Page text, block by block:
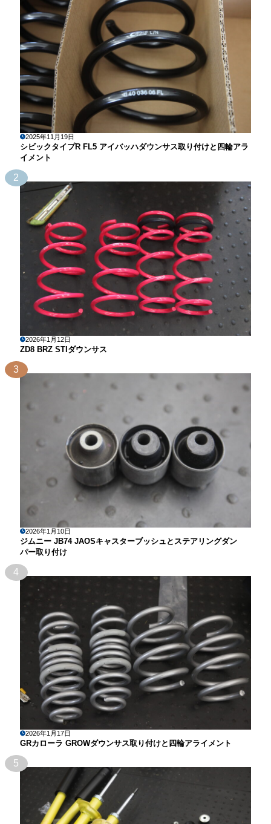
2025年11月19日
シビックタイプR FL5 アイバッハダウンサス取り付けと四輪アラ
イメント
2
2026年1月12日
ZD8 BRZ STIダウンサス
3
2026年1月10日
ジムニー JB74 JAOSキャスターブッシュとステアリングダン
パー取り付け
4
2026年1月17日
GRカローラ GROWダウンサス取り付けと四輪アライメント
5